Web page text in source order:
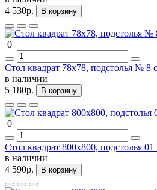
4 530р.
В корзину
0
Стол квадрат 78х78, подстолья № 8
в наличии
5 180р.
В корзину
0
Стол квадрат 800х800, подстолья
в наличии
4 590р.
В корзину